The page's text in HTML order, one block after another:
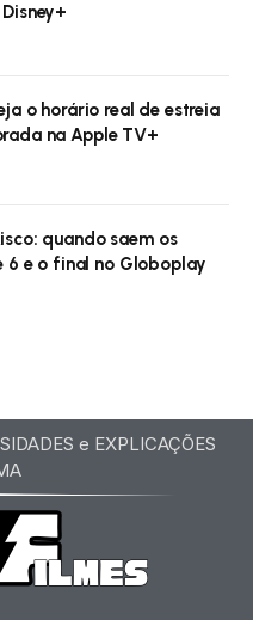
o horário real de estreia
na Apple TV+
quando saem os
6 e o final no Globoplay
e EXPLICAÇÕES